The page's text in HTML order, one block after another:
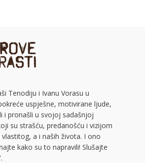
Tenodiju i Ivanu Vorasu u
uspješne, motivirane ljude,
i pronašli u svojoj sadašnjoj
su strašću, predanošću i vizijom
a i naših života. I ono
kako su to napravili! Slušajte